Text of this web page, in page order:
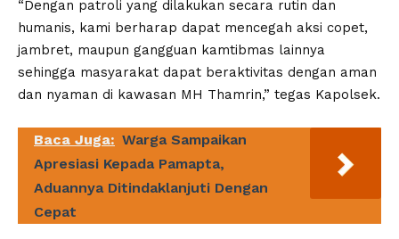
“Dengan patroli yang dilakukan secara rutin dan
humanis, kami berharap dapat mencegah aksi copet,
jambret, maupun gangguan kamtibmas lainnya
sehingga masyarakat dapat beraktivitas dengan aman
dan nyaman di kawasan MH Thamrin,” tegas Kapolsek.
Baca Juga: Warga Sampaikan
Apresiasi Kepada Pamapta,
Aduannya Ditindaklanjuti Dengan
Cepat